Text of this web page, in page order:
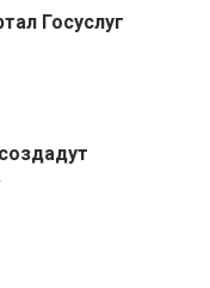
Госуслуг